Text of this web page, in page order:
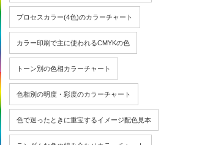
プロセスカラー(4色)のカラーチャート
カラー印刷で主に使われるCMYKの色
トーン別の色相カラーチャート
色相別の明度・彩度のカラーチャート
色で迷ったときに重宝するイメージ配色見本